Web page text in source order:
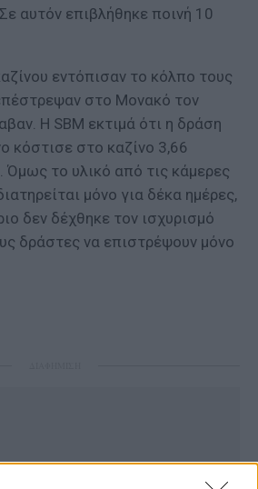
αυτόν επιβλήθηκε ποινή 10
εντόπισαν το κόλπο τους
στο Μονακό τον
Η SBM εκτιμά ότι η δράση
κόστισε στο καζίνο 3,66
Όμως το υλικό από τις κάμερες
μόνο για δέκα ημέρες,
δεν δέχθηκε τον ισχυρισμό
δράστες να επιστρέψουν μόνο